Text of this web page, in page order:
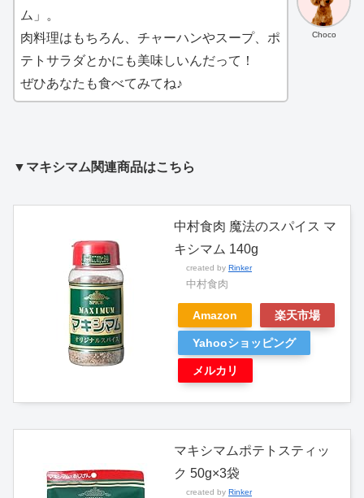
Choco
ム」。
肉料理はもちろん、チャーハンやスープ、ポ
テトサラダとかにも美味しいんだって！
ぜひあなたも食べてみてね♪
▼マキシマム関連商品はこちら
中村食肉 魔法のスパイス マ
キシマム 140g
created by Rinker
中村食肉
Amazon 楽天市場
Yahooショッピング
メルカリ
マキシマムポテトスティッ
ク 50g×3袋
created by Rinker